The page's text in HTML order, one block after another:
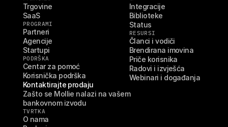
Trgovine
SaaS
PROGRAMI
Partneri
Agencije
Startupi
PODRŠKA
Centar za pomoć
Korisnička podrška
Kontaktirajte prodaju
Zašto se Mollie nalazi na vašem
bankovnom izvodu
TVRTKA
O nama
Integracije
Biblioteke
Status
RESURSI
Članci i vodiči
Brendirana imovina
Priče korisnika
Radovi i izvješća
Webinari i događanja